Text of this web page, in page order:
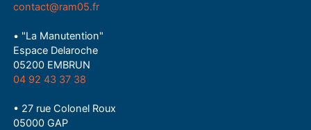
contact@ram05.fr
• "La Manutention"
Espace Delaroche
05200 EMBRUN
04 92 43 37 38
• 27 rue Colonel Roux
05000 GAP